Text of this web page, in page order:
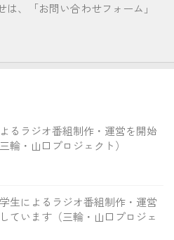
、「お問い合わせフォーム」
るラジオ番組制作・運営を開始
輪・山口プロジェクト）
生によるラジオ番組制作・運営
ています（三輪・山口プロジェ